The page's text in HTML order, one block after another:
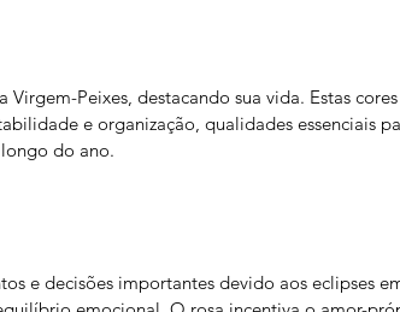
Peixes, destacando sua vida. Estas cores
e organização, qualidades essenciais
do ano.
e decisões importantes devido aos eclipses